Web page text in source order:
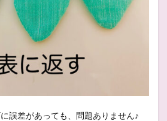
誤差があっても、問題ありません♪